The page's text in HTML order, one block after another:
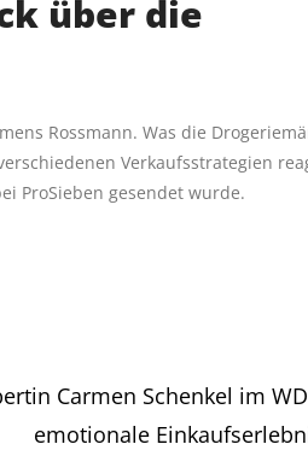
über die
Rossmann. Was die
Verkaufsstrategien
ProSieben gesendet wurde.
Carmen Schenkel im
emotionale